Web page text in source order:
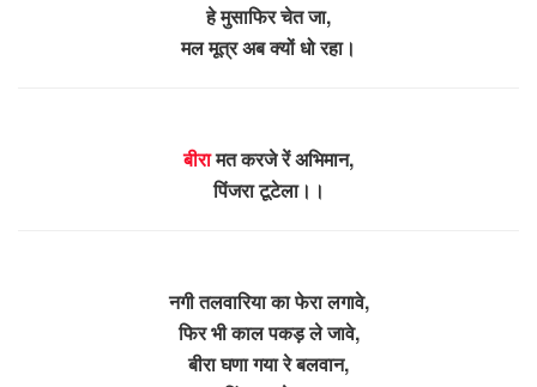
हे मुसाफिर चेत जा,
मल मूत्र अब क्यों धो रहा।
बीरामत करजे रें अभिमान,
पिंजरा टूटेला।।
नगी तलवारिया का फेरा लगावे,
फिर भी काल पकड़ ले जावे,
बीरा घणा गया रे बलवान,